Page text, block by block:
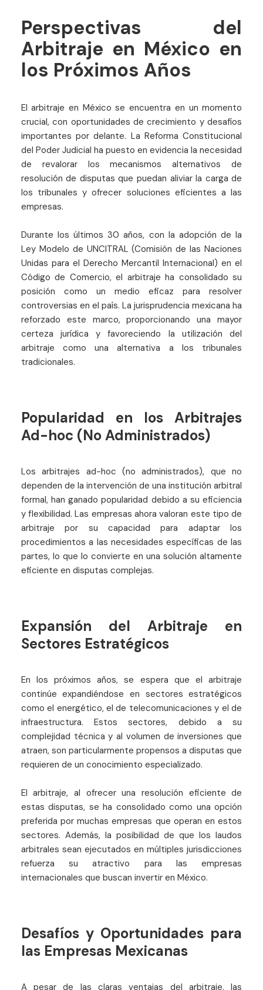
Perspectivas del
Arbitraje en México en
los Próximos Años
El arbitraje en México se encuentra en un momento
crucial, con oportunidades de crecimiento y desafíos
importantes por delante. La Reforma Constitucional
del Poder Judicial ha puesto en evidencia la necesidad
de revalorar los mecanismos alternativos de
resolución de disputas que puedan aliviar la carga de
los tribunales y ofrecer soluciones eficientes a las
empresas.
Durante los últimos 30 años, con la adopción de la
Ley Modelo de UNCITRAL (Comisión de las Naciones
Unidas para el Derecho Mercantil Internacional) en el
Código de Comercio, el arbitraje ha consolidado su
posición como un medio eficaz para resolver
controversias en el país. La jurisprudencia mexicana ha
reforzado este marco, proporcionando una mayor
certeza jurídica y favoreciendo la utilización del
arbitraje como una alternativa a los tribunales
tradicionales.
Popularidad en los Arbitrajes
Ad-hoc (No Administrados)
Los arbitrajes ad-hoc (no administrados), que no
dependen de la intervención de una institución arbitral
formal, han ganado popularidad debido a su eficiencia
y flexibilidad. Las empresas ahora valoran este tipo de
arbitraje por su capacidad para adaptar los
procedimientos a las necesidades específicas de las
partes, lo que lo convierte en una solución altamente
eficiente en disputas complejas.
Expansión del Arbitraje en
Sectores Estratégicos
En los próximos años, se espera que el arbitraje
continúe expandiéndose en sectores estratégicos
como el energético, el de telecomunicaciones y el de
infraestructura. Estos sectores, debido a su
complejidad técnica y al volumen de inversiones que
atraen, son particularmente propensos a disputas que
requieren de un conocimiento especializado.
El arbitraje, al ofrecer una resolución eficiente de
estas disputas, se ha consolidado como una opción
preferida por muchas empresas que operan en estos
sectores. Además, la posibilidad de que los laudos
arbitrales sean ejecutados en múltiples jurisdicciones
refuerza su atractivo para las empresas
internacionales que buscan invertir en México.
Desafíos y Oportunidades para
las Empresas Mexicanas
A pesar de las claras ventajas del arbitraje, las